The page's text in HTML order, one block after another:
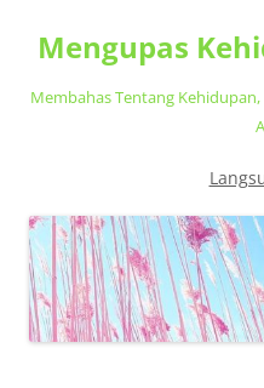
Mengupas
Membahas Tentang